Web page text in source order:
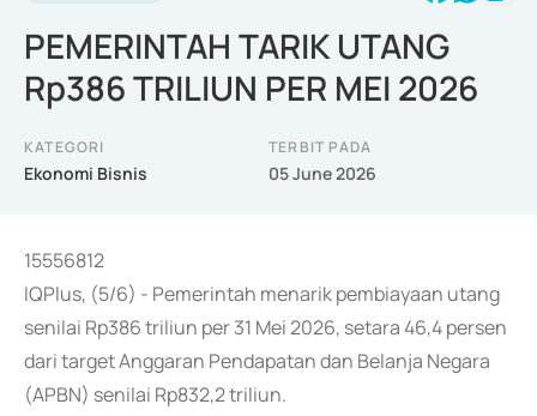
PEMERINTAH TARIK UTANG
Rp386 TRILIUN PER MEI 2026
KATEGORI
Ekonomi Bisnis
TERBIT PADA
05 June 2026
15556812
IQPlus, (5/6) - Pemerintah menarik pembiayaan utang
senilai Rp386 triliun per 31 Mei 2026, setara 46,4 persen
dari target Anggaran Pendapatan dan Belanja Negara
(APBN) senilai Rp832,2 triliun.